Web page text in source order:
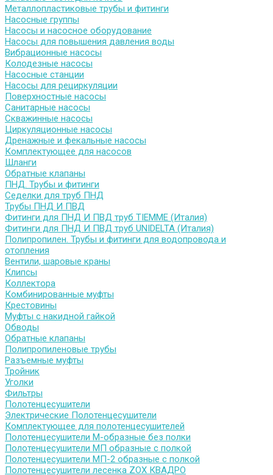
Металлопластиковые трубы и фитинги
Насосные группы
Насосы и насосное оборудование
Насосы для повышения давления воды
Вибрационные насосы
Колодезные насосы
Насосные станции
Насосы для рециркуляции
Поверхностные насосы
Санитарные насосы
Скважинные насосы
Циркуляционные насосы
Дренажные и фекальные насосы
Комплектующее для насосов
Шланги
Обратные клапаны
ПНД. Трубы и фитинги
Седелки для труб ПНД
Трубы ПНД И ПВД
Фитинги для ПНД И ПВД труб TIEMME (Италия)
Фитинги для ПНД И ПВД труб UNIDELTA (Италия)
Полипропилен. Трубы и фитинги для водопровода и
отопления
Вентили, шаровые краны
Клипсы
Коллектора
Комбинированные муфты
Крестовины
Муфты с накидной гайкой
Обводы
Обратные клапаны
Полипропиленовые трубы
Разъемные муфты
Тройник
Уголки
Фильтры
Полотенцесушители
Электрические Полотенцесушители
Комплектующее для полотенцесушителей
Полотенцесушители М-образные без полки
Полотенцесушители МП образные с полкой
Полотенцесушители МП-2 образные с полкой
Полотенцесушители лесенка ZOX КВАДРО